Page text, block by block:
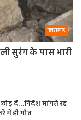
उत्तराखंड
सुरंग के पास भारी
दें…निर्देश मांगते रह
में ही मौत